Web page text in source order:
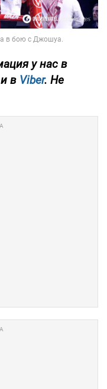
у нас в
в Viber. Не